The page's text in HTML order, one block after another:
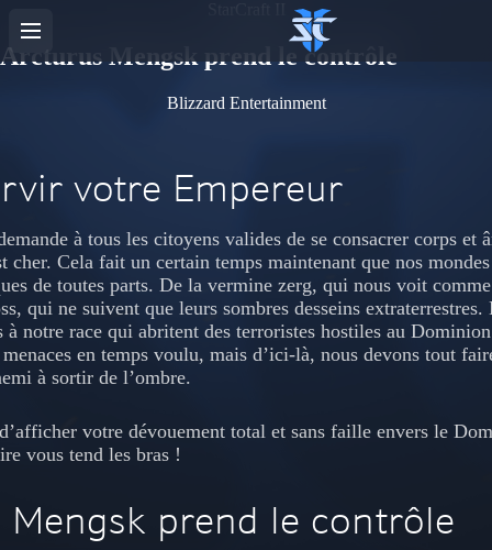
Arcturus Mengsk prend le contrôle
Blizzard Entertainment
votre Empereur
à tous les citoyens valides de se consacrer corps et
cher. Cela fait un certain temps maintenant que nos
de toutes parts. De la vermine zerg, qui nous voit
qui ne suivent que leurs sombres desseins
à notre race qui abritent des terroristes hostiles au
en temps voulu, mais d’ici-là, nous devons tout
à sortir de l’ombre.
votre dévouement total et sans faille envers le
vous tend les bras !
prend le contrôle